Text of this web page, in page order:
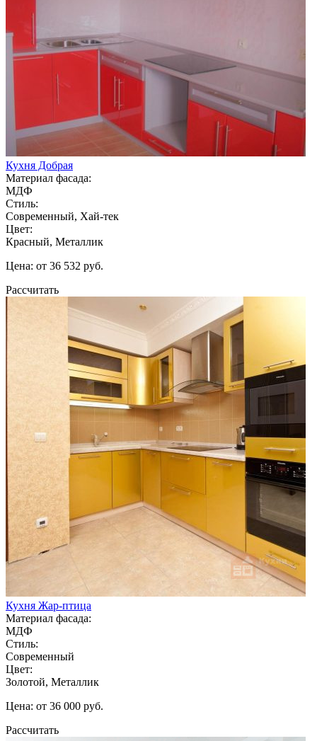
Кухня Добрая
Материал фасада:
МДФ
Стиль:
Современный, Хай-тек
Цвет:
Красный, Металлик
Цена: от 36 532 руб.
Рассчитать
Кухня Жар-птица
Материал фасада:
МДФ
Стиль:
Современный
Цвет:
Золотой, Металлик
Цена: от 36 000 руб.
Рассчитать